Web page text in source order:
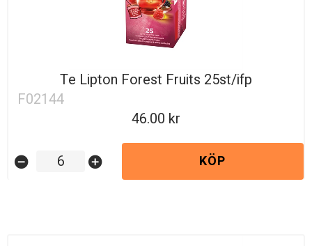
Te Lipton Forest Fruits 25st/ifp
F02144
46.00
remove_circle add_circle KÖP